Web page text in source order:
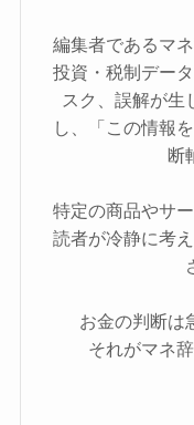
編集者であるマ
投資・税制デー
スク、誤解が生
し、「この情報
断
特定の商品やサ
読者が冷静に考
お金の判断は
それがマネ